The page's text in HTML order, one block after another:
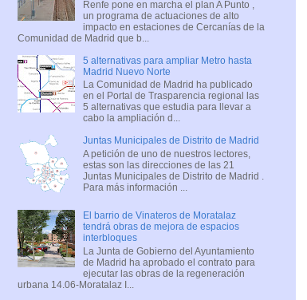
Renfe pone en marcha el plan A Punto ,
un programa de actuaciones de alto
impacto en estaciones de Cercanías de la
Comunidad de Madrid que b...
5 alternativas para ampliar Metro hasta
Madrid Nuevo Norte
La Comunidad de Madrid ha publicado
en el Portal de Trasparencia regional las
5 alternativas que estudia para llevar a
cabo la ampliación d...
Juntas Municipales de Distrito de Madrid
A petición de uno de nuestros lectores,
estas son las direcciones de las 21
Juntas Municipales de Distrito de Madrid .
Para más información ...
El barrio de Vinateros de Moratalaz
tendrá obras de mejora de espacios
interbloques
La Junta de Gobierno del Ayuntamiento
de Madrid ha aprobado el contrato para
ejecutar las obras de la regeneración
urbana 14.06-Moratalaz I...